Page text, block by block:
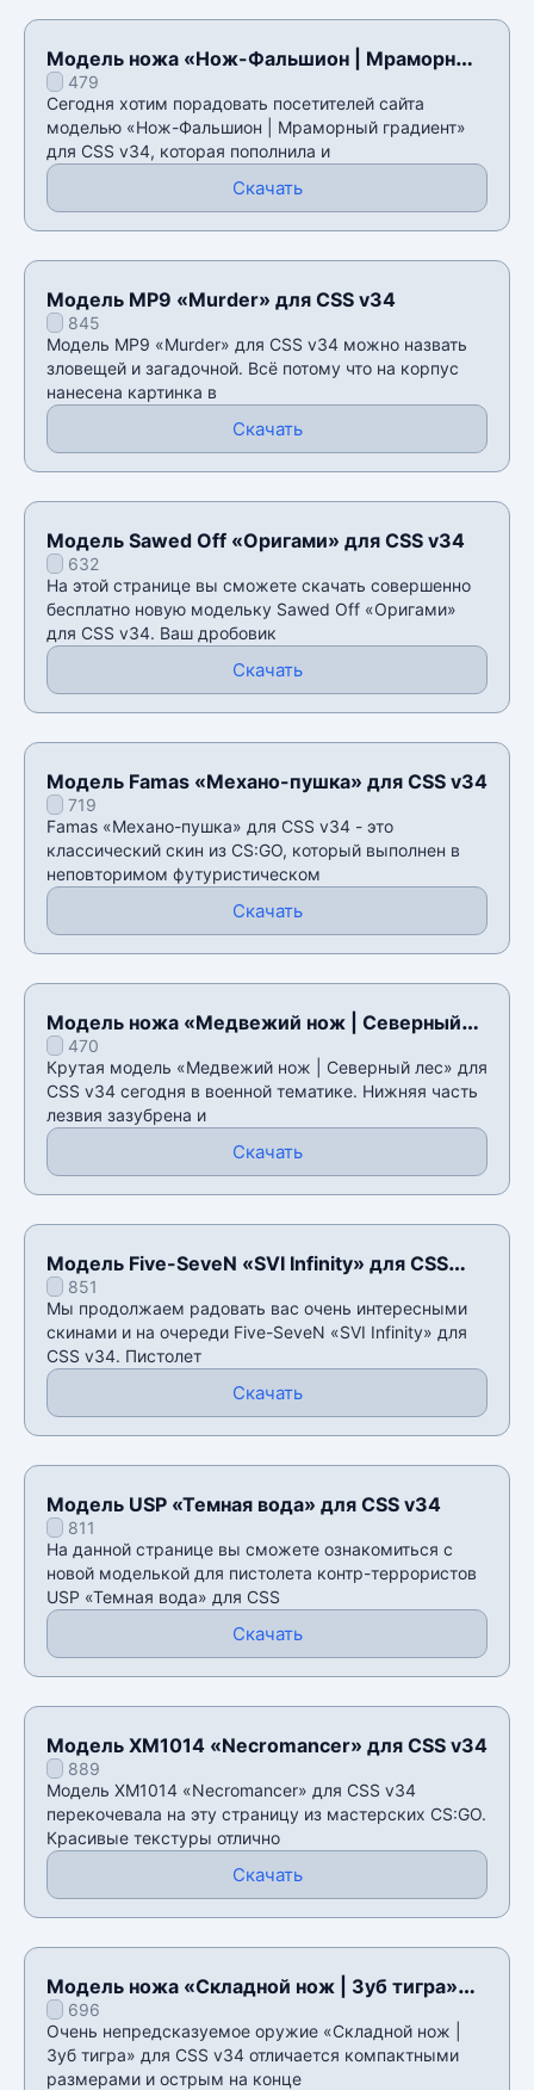
Модель ножа «Нож-Фальшион | Мраморный
градиент» для CSS v34
479
Сегодня хотим порадовать посетителей сайта
моделью «Нож-Фальшион | Мраморный градиент»
для CSS v34, которая пополнила и
Скачать
Модель MP9 «Murder» для CSS v34
845
Модель MP9 «Murder» для CSS v34 можно назвать
зловещей и загадочной. Всё потому что на корпус
нанесена картинка в
Скачать
Модель Sawed Off «Оригами» для CSS v34
632
На этой странице вы сможете скачать совершенно
бесплатно новую модельку Sawed Off «Оригами»
для CSS v34. Ваш дробовик
Скачать
Модель Famas «Механо-пушка» для CSS v34
719
Famas «Механо-пушка» для CSS v34 - это
классический скин из CS:GO, который выполнен в
неповторимом футуристическом
Скачать
Модель ножа «Медвежий нож | Северный
лес» для CSS v34
470
Крутая модель «Медвежий нож | Северный лес» для
CSS v34 сегодня в военной тематике. Нижняя часть
лезвия зазубрена и
Скачать
Модель Five-SeveN «SVI Infinity» для CSS
v34851
Мы продолжаем радовать вас очень интересными
скинами и на очереди Five-SeveN «SVI Infinity» для
CSS v34. Пистолет
Скачать
Модель USP «Темная вода» для CSS v34
811
На данной странице вы сможете ознакомиться с
новой моделькой для пистолета контр-террористов
USP «Темная вода» для CSS
Скачать
Модель XM1014 «Necromancer» для CSS v34
889
Модель XM1014 «Necromancer» для CSS v34
перекочевала на эту страницу из мастерских CS:GO.
Красивые текстуры отлично
Скачать
Модель ножа «Складной нож | Зуб тигра»
для CSS v34
696
Очень непредсказуемое оружие «Складной нож |
Зуб тигра» для CSS v34 отличается компактными
размерами и острым на конце